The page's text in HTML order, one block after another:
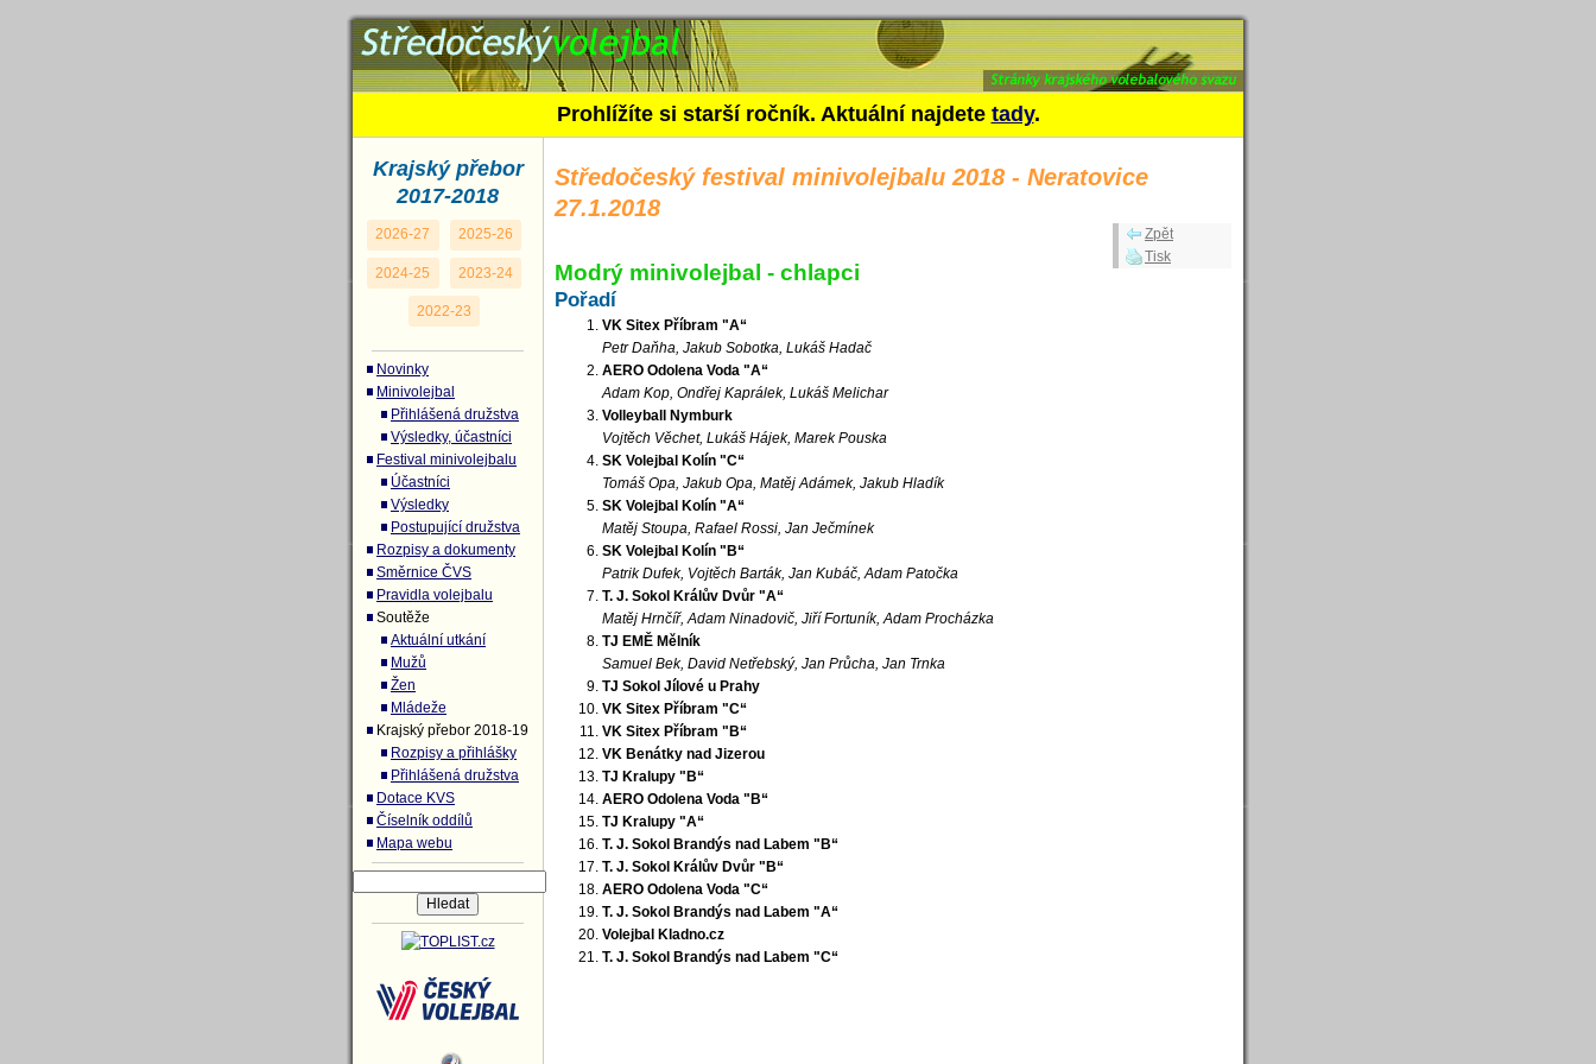
Středočeský festival minivolejbalu 2018 - Neratovice 27.1.2018 -
Modrý minivolejbal - chlapci
Prohlížíte si starší ročník. Aktuální najdete tady.
Středočeský festival minivolejbalu 2018 - Neratovice
27.1.2018
Zpět
Tisk
Modrý minivolejbal - chlapci
Pořadí
VK Sitex Příbram "A“
Petr Daňha, Jakub Sobotka, Lukáš Hadač
AERO Odolena Voda "A“
Adam Kop, Ondřej Kaprálek, Lukáš Melichar
Volleyball Nymburk
Vojtěch Věchet, Lukáš Hájek, Marek Pouska
SK Volejbal Kolín "C“
Tomáš Opa, Jakub Opa, Matěj Adámek, Jakub Hladík
SK Volejbal Kolín "A“
Matěj Stoupa, Rafael Rossi, Jan Ječmínek
SK Volejbal Kolín "B“
Patrik Dufek, Vojtěch Barták, Jan Kubáč, Adam Patočka
T. J. Sokol Králův Dvůr "A“
Matěj Hrnčíř, Adam Ninadovič, Jiří Fortuník, Adam Procházka
TJ EMĚ Mělník
Samuel Bek, David Netřebský, Jan Průcha, Jan Trnka
TJ Sokol Jílové u Prahy
VK Sitex Příbram "C“
VK Sitex Příbram "B“
VK Benátky nad Jizerou
TJ Kralupy "B“
AERO Odolena Voda "B“
TJ Kralupy "A“
T. J. Sokol Brandýs nad Labem "B“
T. J. Sokol Králův Dvůr "B“
AERO Odolena Voda "C“
T. J. Sokol Brandýs nad Labem "A“
Volejbal Kladno.cz
T. J. Sokol Brandýs nad Labem "C“
Krajský přebor
2017-2018
2026-27 2025-26
2024-25 2023-24
2022-23
Novinky
Minivolejbal
Přihlášená družstva
Výsledky, účastníci
Festival minivolejbalu
Účastníci
Výsledky
Postupující družstva
Rozpisy a dokumenty
Směrnice ČVS
Pravidla volejbalu
Soutěže
Aktuální utkání
Mužů
Žen
Mládeže
Krajský přebor 2018-19
Rozpisy a přihlášky
Přihlášená družstva
Dotace KVS
Číselník oddílů
Mapa webu